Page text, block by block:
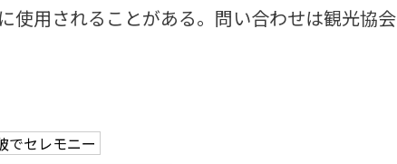
使用されることがある。問い合わせは観光協会
でセレモニー